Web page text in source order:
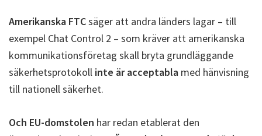
Amerikanska FTCsäger att andra länders lagar – till
exempel Chat Control 2 – som kräver att amerikanska
kommunikationsföretag skall bryta grundläggande
säkerhetsprotokoll inte är acceptabla med hänvisning
till nationell säkerhet.
Och EU-domstolen har redan etablerat den